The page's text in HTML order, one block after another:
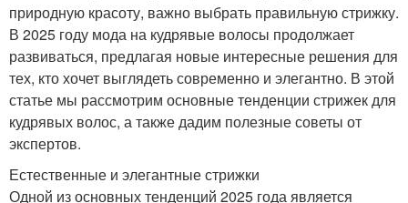
природную красоту, важно выбрать правильную стрижку.
В 2025 году мода на кудрявые волосы продолжает
развиваться, предлагая новые интересные решения для
тех, кто хочет выглядеть современно и элегантно. В этой
статье мы рассмотрим основные тенденции стрижек для
кудрявых волос, а также дадим полезные советы от
экспертов.
Естественные и элегантные стрижки
Одной из основных тенденций 2025 года является